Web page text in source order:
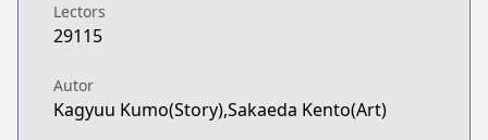
Lectors
29115
Autor
Kagyuu Kumo(Story),Sakaeda Kento(Art)